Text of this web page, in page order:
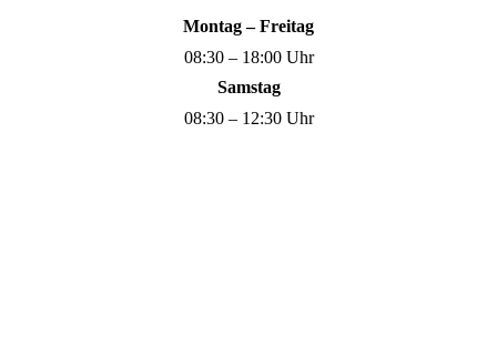
Montag – Freitag
08:30 – 18:00 Uhr
Samstag
08:30 – 12:30 Uhr